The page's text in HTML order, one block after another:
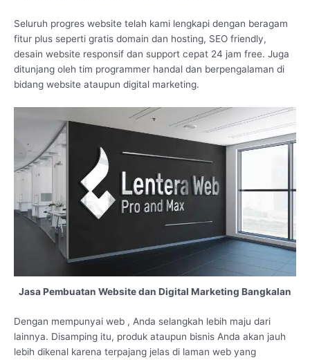
Seluruh progres website telah kami lengkapi dengan beragam
fitur plus seperti gratis domain dan hosting, SEO friendly,
desain website responsif dan support cepat 24 jam free. Juga
ditunjang oleh tim programmer handal dan berpengalaman di
bidang website ataupun digital marketing.
Jasa Pembuatan Website dan Digital Marketing Bangkalan
Dengan mempunyai web , Anda selangkah lebih maju dari
lainnya. Disamping itu, produk ataupun bisnis Anda akan jauh
lebih dikenal karena terpajang jelas di laman web yang